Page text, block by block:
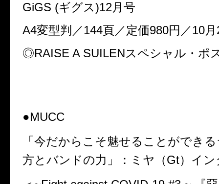
GiGS (ギグス)12月号
A4変型判／144頁／定価980円／10
◎RAISE A SUILENスペシャル・ポ
●MUCC
「今だからこそ魅せることができ
方とバンドの力」： ミヤ（Gt）イ